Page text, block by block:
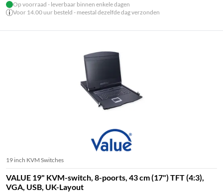
Op voorraad - leverbaar binnen enkele dagen
Voor 14.00 uur besteld - meestal dezelfde dag verzonden
19 inch KVM Switches
VALUE 19" KVM-switch, 8-poorts, 43 cm (17") TFT (4:3),
VGA, USB, UK-Layout